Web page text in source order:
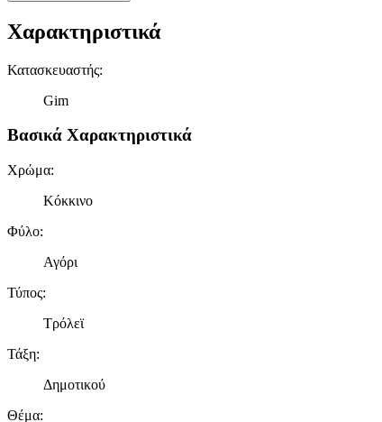
Χαρακτηριστικά
Κατασκευαστής:
Gim
Βασικά Χαρακτηριστικά
Χρώμα:
Κόκκινο
Φύλο:
Αγόρι
Τύπος:
Τρόλεϊ
Τάξη:
Δημοτικού
Θέμα: